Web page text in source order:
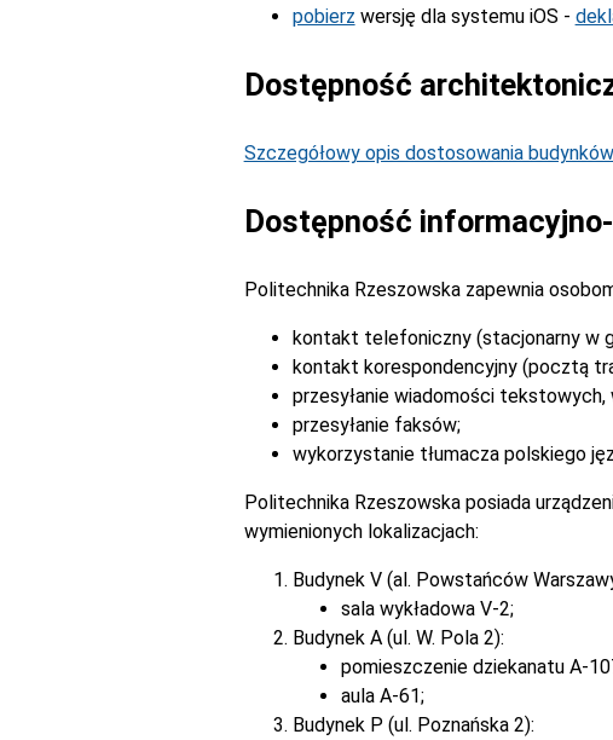
pobierz wersję dla systemu iOS -
Dostępność
Szczegółowy opis dostosowania
Dostępność
Politechnika Rzeszowska zapewnia
kontakt telefoniczny (stacjonarny w
kontakt korespondencyjny (pocztą
przesyłanie wiadomości
przesyłanie faksów;
wykorzystanie tłumacza polskiego
Politechnika Rzeszowska posiada
wymienionych lokalizacjach:
Budynek V (al. Powstańców
sala wykładowa V-2;
Budynek A (ul. W. Pola 2):
pomieszczenie dziekanatu A-
aula A-61;
Budynek P (ul. Poznańska 2):